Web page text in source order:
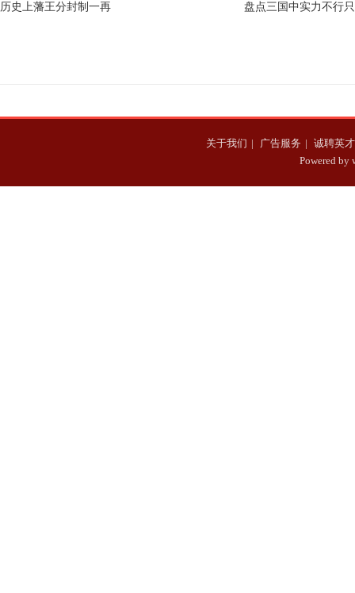
历史上藩王分封制一再
盘点三国中实力不行只
关于我们 | 广告服务 | 诚聘英才
Powered by